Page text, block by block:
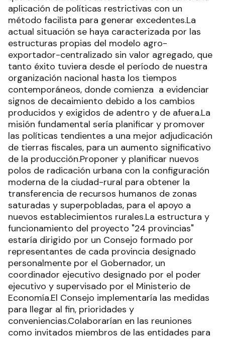
aplicación de políticas restrictivas con un
método facilista para generar excedentes.La
actual situación se haya caracterizada por las
estructuras propias del modelo agro-
exportador-centralizado sin valor agregado, que
tanto éxito tuviera desde el período de nuestra
organización nacional hasta los tiempos
contemporáneos, donde comienza a evidenciar
signos de decaimiento debido a los cambios
producidos y exigidos de adentro y de afuera.La
misión fundamental sería planificar y promover
las políticas tendientes a una mejor adjudicación
de tierras fiscales, para un aumento significativo
de la producción.Proponer y planificar nuevos
polos de radicación urbana con la configuración
moderna de la ciudad-rural para obtener la
transferencia de recursos humanos de zonas
saturadas y superpobladas, para el apoyo a
nuevos establecimientos rurales.La estructura y
funcionamiento del proyecto "24 provincias"
estaría dirigido por un Consejo formado por
representantes de cada provincia designado
personalmente por el Gobernador, un
coordinador ejecutivo designado por el poder
ejecutivo y supervisado por el Ministerio de
Economía.El Consejo implementaría las medidas
para llegar al fin, prioridades y
conveniencias.Colaborarían en las reuniones
como invitados miembros de las entidades para